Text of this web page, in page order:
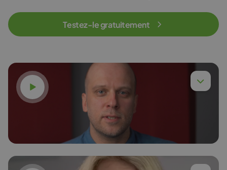
Testez-le gratuitement
Voir la vidéo